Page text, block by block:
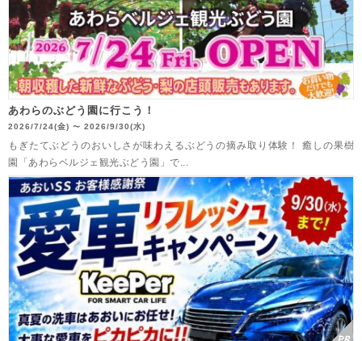
あわらのぶどう園に行こう！
2026/7/24(金) 〜 2026/9/30(水)
もぎたてぶどうのおいしさが味わえるぶどうの摘み取り体験！ 癒しの果樹
園「あわらベルジェ観光ぶどう園」で...